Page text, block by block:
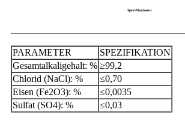
Spezifikationen
PARAMETER
SPEZIFIKATION
Gesamtalkaligehalt: % ≥99,2
Chlorid (NaCl): %
≤0,70
Eisen (Fe2O3): %
≤0,0035
Sulfat (SO4): %
≤0,03